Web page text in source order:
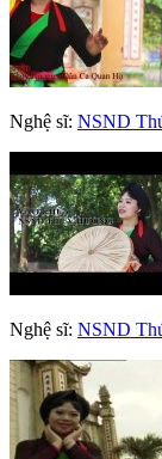
Nghệ sĩ: NSND
Nghệ sĩ: NSND